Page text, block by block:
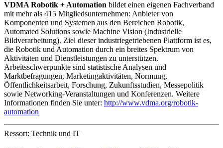
VDMA Robotik + Automation bildet einen eigenen Fachverband
mit mehr als 415 Mitgliedsunternehmen: Anbieter von
Komponenten und Systemen aus den Bereichen Robotik,
Automated Solutions sowie Machine Vision (Industrielle
Bildverarbeitung). Ziel dieser industriegetriebenen Plattform ist es,
die Robotik und Automation durch ein breites Spektrum von
Aktivitäten und Dienstleistungen zu unterstützen.
Arbeitsschwerpunkte sind statistische Analysen und
Marktbefragungen, Marketingaktivitäten, Normung,
Öffentlichkeitsarbeit, Forschung, Zukunftsstudien, Messepolitik
sowie Networking-Veranstaltungen und Konferenzen. Weitere
Informationen finden Sie unter: http://www.vdma.org/robotik-
automation
Ressort: Technik und IT